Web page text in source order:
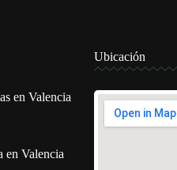
en Valencia
en Valencia
Ubicación